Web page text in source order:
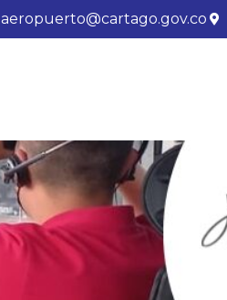
aeropuerto@cartago.gov.co